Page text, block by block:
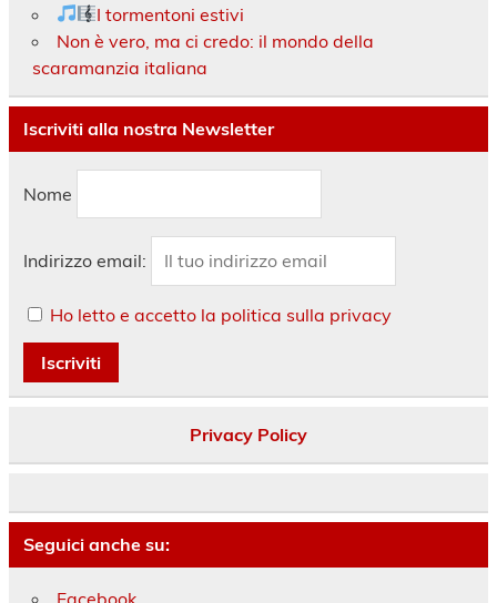
I tormentoni estivi
Non è vero, ma ci credo: il mondo della
scaramanzia italiana
Iscriviti alla nostra Newsletter
Nome
Indirizzo email:
Ho letto e accetto la politica sulla privacy
Privacy Policy
Seguici anche su:
Facebook